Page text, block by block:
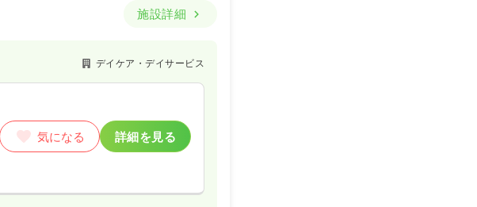
施設詳細
デイケア・デイサービス
気になる 詳細を見る